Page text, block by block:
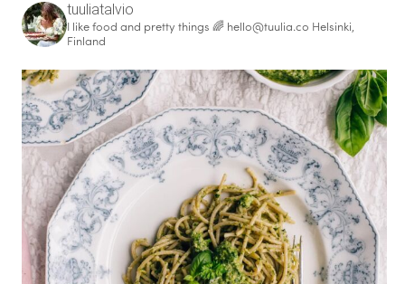
tuuliatalvio
I like food and pretty things 🌈 hello@tuulia.co Helsinki,
Finland